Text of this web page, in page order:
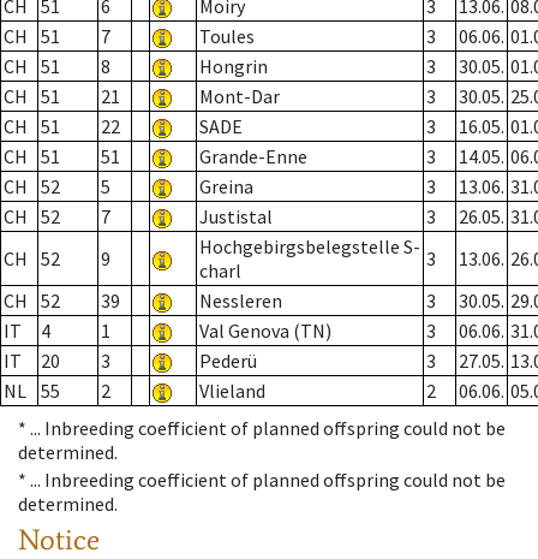
CH 51 6 Moiry 3 13.06.
CH
51 7 Toules 3 06.06.
CH
51 8 Hongrin 3 30.05.
CH
51 21 Mont-Dar 3 30.05.
CH
51 22 SADE 3 16.05.
CH
51 51 Grande-Enne 3 14.05.
CH
52 5 Greina 3 13.06.
CH
52 7 Justistal 3 26.05.
CH
52 9
Hochgebirgsbelegstelle S-
charl
3 13.06.
CH
52 39 Nessleren 3 30.05.
IT
4 1 Val Genova (TN) 3 06.06.
IT
20 3 Pederü 3 27.05.
NL 55 2 Vlieland 2 06.06.
* ... Inbreeding coefficient of planned offspring could not be
determined.
* ... Inbreeding coefficient of planned offspring could not be
determined.
Notice